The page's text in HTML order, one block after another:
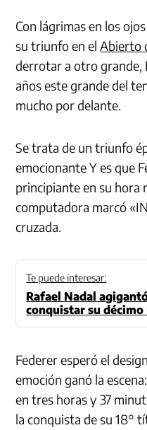
Con lágrimas en los
su triunfo en elAbierto
derrotar a otro grande,
años este grande del
mucho por delante.
Se trata de un triunfo
emocionante Y es que
principiante en su hora
computadora marcó
cruzada.
Te puede interesar:
Rafael Nadal
conquistar su décimo
Federer esperó el
emoción ganó la
en tres horas y 37
la conquista de su 18°